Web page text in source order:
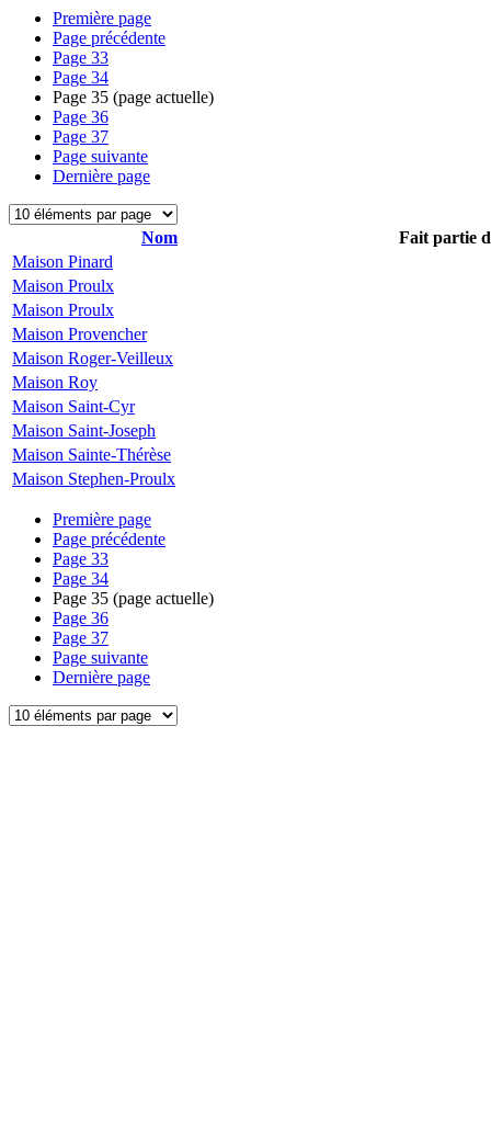
Première page
Page précédente
Page 33
Page 34
Page 35 (page actuelle)
Page 36
Page 37
Page suivante
Dernière page
Nom
Fait partie
Maison Pinard
Maison Proulx
Maison Proulx
Maison Provencher
Maison Roger-Veilleux
Maison Roy
Maison Saint-Cyr
Maison Saint-Joseph
Maison Sainte-Thérèse
Maison Stephen-Proulx
Première page
Page précédente
Page 33
Page 34
Page 35 (page actuelle)
Page 36
Page 37
Page suivante
Dernière page